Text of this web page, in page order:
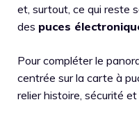
et, surtout, ce qui reste
des puces
Pour compléter le
centrée sur la carte à
relier histoire, sécurité et